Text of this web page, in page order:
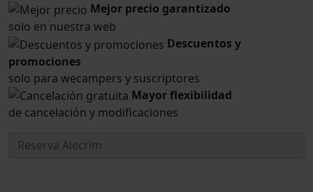
Mejor precio garantizado
solo en nuestra web
Descuentos y
promociones
solo para wecampers y suscriptores
Mayor flexibilidad
de cancelación y modificaciones